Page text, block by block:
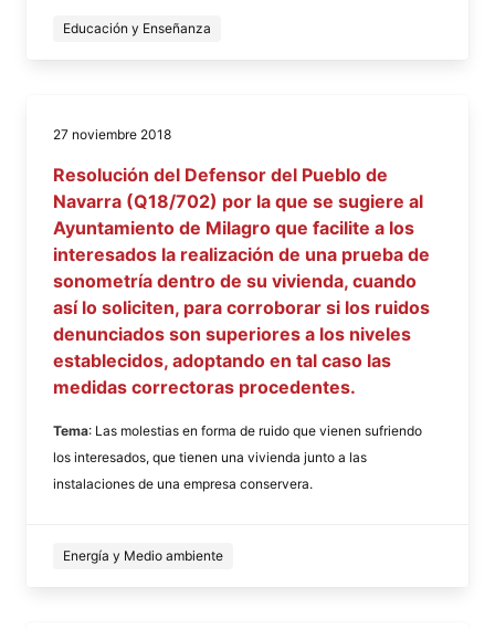
Educación y Enseñanza
27 noviembre 2018
Resolución del Defensor del Pueblo de
Navarra (Q18/702) por la que se sugiere al
Ayuntamiento de Milagro que facilite a los
interesados la realización de una prueba de
sonometría dentro de su vivienda, cuando
así lo soliciten, para corroborar si los ruidos
denunciados son superiores a los niveles
establecidos, adoptando en tal caso las
medidas correctoras procedentes.
Tema: Las molestias en forma de ruido que vienen sufriendo
los interesados, que tienen una vivienda junto a las
instalaciones de una empresa conservera.
Energía y Medio ambiente